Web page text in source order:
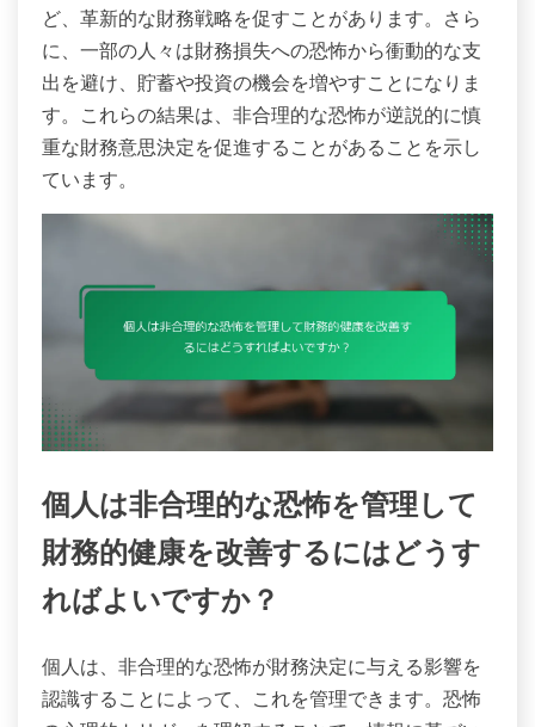
ど、革新的な財務戦略を促すことがあります。さら
に、一部の人々は財務損失への恐怖から衝動的な支
出を避け、貯蓄や投資の機会を増やすことになりま
す。これらの結果は、非合理的な恐怖が逆説的に慎
重な財務意思決定を促進することがあることを示し
ています。
個人は非合理的な恐怖を管理して
財務的健康を改善するにはどうす
ればよいですか？
個人は、非合理的な恐怖が財務決定に与える影響を
認識することによって、これを管理できます。恐怖